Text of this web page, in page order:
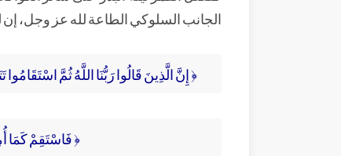
الجانب السلوكي الطاعة لله عز وجل، إن
﴿ إِنَّ الَّذِينَ قَالُوا رَبُّنَا اللَّهُ ثُمَّ اسْتَقَامُوا
﴿ فَاسْتَقِمْ كَمَا